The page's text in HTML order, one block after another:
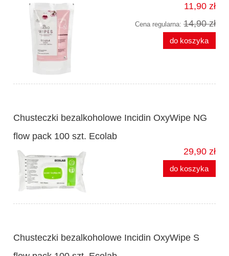
11,90 zł
Cena regularna: 14,90 zł
do koszyka
Chusteczki bezalkoholowe Incidin OxyWipe NG
flow pack 100 szt. Ecolab
29,90 zł
do koszyka
Chusteczki bezalkoholowe Incidin OxyWipe S